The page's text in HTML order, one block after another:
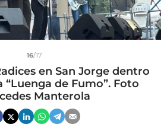
16/17
en San Jorge dentro
de Fumo”. Foto
Manterola